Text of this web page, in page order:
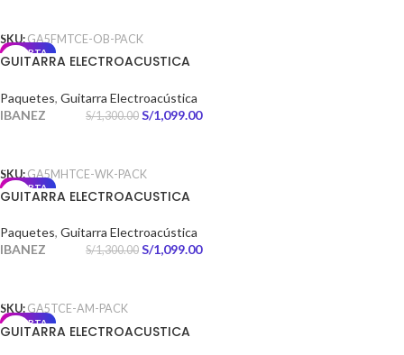
SKU: GA5FMTCE-OB-PACK
OFERTA
GUITARRA ELECTROACUSTICA
OPEN PORE PACK
Paquetes, Guitarra Electroacústica
IBANEZ
S/1,300.00 S/1,099.00
SKU: GA5MHTCE-WK-PACK
OFERTA
GUITARRA ELECTROACUSTICA
PACK
Paquetes, Guitarra Electroacústica
IBANEZ
S/1,300.00 S/1,099.00
SKU: GA5TCE-AM-PACK
OFERTA
GUITARRA ELECTROACUSTICA